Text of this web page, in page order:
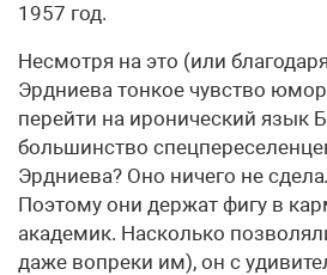
1957 год.
Несмотря на это (или
Эрдниева тонкое чувство
перейти на иронический язык
большинство
Эрдниева? Оно ничего не
Поэтому они держат фигу в
академик. Насколько
даже вопреки им), он с